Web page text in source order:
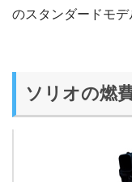
のスタンダードモデ
ソリオの燃